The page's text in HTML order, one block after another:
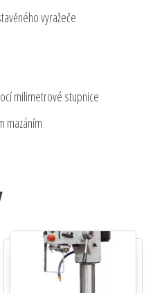
vyražeče
milimetrové stupnice
mazáním